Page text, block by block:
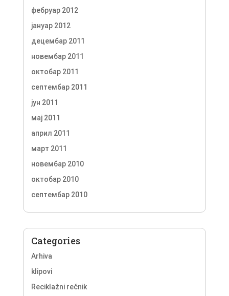
фебруар 2012
јануар 2012
децембар 2011
новембар 2011
октобар 2011
септембар 2011
јун 2011
мај 2011
април 2011
март 2011
новембар 2010
октобар 2010
септембар 2010
Categories
Arhiva
klipovi
Reciklažni rečnik